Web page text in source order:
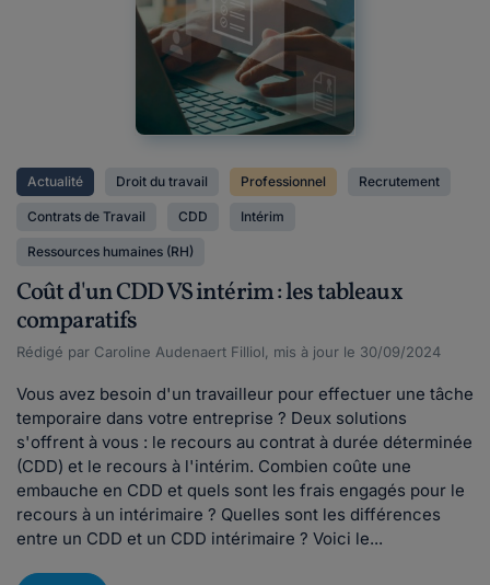
Actualité Droit du travail Professionnel Recrutement
Contrats de Travail CDD Intérim
Ressources humaines (RH)
Coût d'un CDD VS intérim : les tableaux
comparatifs
Rédigé par Caroline Audenaert Filliol, mis à jour le 30/09/2024
Vous avez besoin d'un travailleur pour effectuer une tâche
temporaire dans votre entreprise ? Deux solutions
s'offrent à vous : le recours au contrat à durée déterminée
(CDD) et le recours à l'intérim. Combien coûte une
embauche en CDD et quels sont les frais engagés pour le
recours à un intérimaire ? Quelles sont les différences
entre un CDD et un CDD intérimaire ? Voici le...